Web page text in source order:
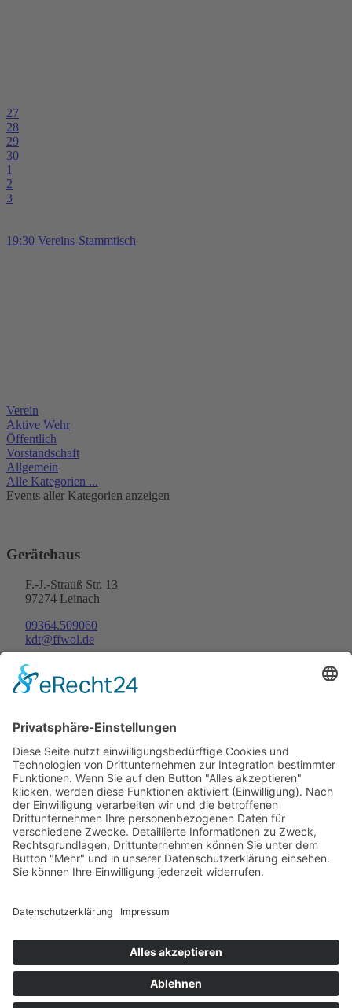
27
28
29
30
1
2
3
19:30 Vereins-Stammtisch
Verein
Aktive Wehr
Öffentlich
Vorstandschaft
Allgemein
Alle Kategorien ...
Events aller Kategorien anzeigen
Gerätehaus
F.-J.-Strauß Str. 13
97274 Leinach
09364.509060
kdt@ffwol.de
Kartenansicht
Im Notfall
Kontakt
Goldstraße 41
97274 Leinach
09364.8080-20
info@ff-oberleinach.de
Kontakt
Mobile Menu Toggle
Startseite
Aktive Wehr